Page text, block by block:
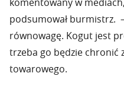
podsumował burmistrz.
równowagę. Kogut jest
trzeba go będzie chronić
towarowego.